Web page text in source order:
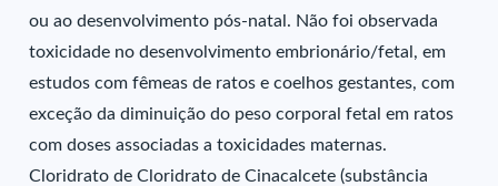
ou ao desenvolvimento pós-natal. Não foi observada
toxicidade no desenvolvimento embrionário/fetal, em
estudos com fêmeas de ratos e coelhos gestantes, com
exceção da diminuição do peso corporal fetal em ratos
com doses associadas a toxicidades maternas.
Cloridrato de Cloridrato de Cinacalcete (substância